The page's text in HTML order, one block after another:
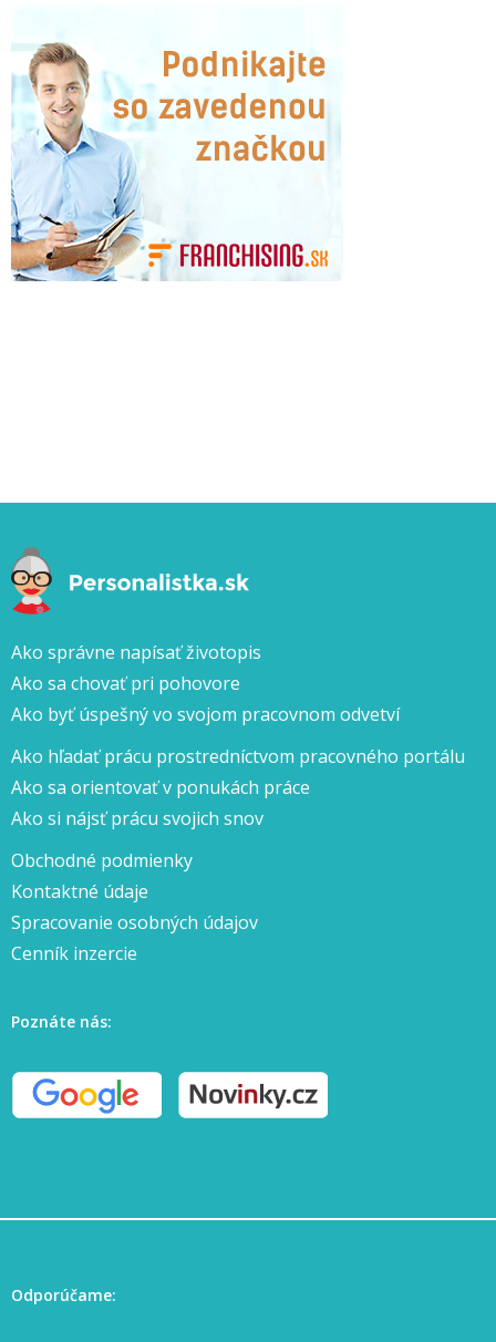
Ako správne napísať životopis
Ako sa chovať pri pohovore
Ako byť úspešný vo svojom pracovnom odvetví
Ako hľadať prácu prostredníctvom pracovného portálu
Ako sa orientovať v ponukách práce
Ako si nájsť prácu svojich snov
Obchodné podmienky
Kontaktné údaje
Spracovanie osobných údajov
Cenník inzercie
Poznáte nás:
Odporúčame: